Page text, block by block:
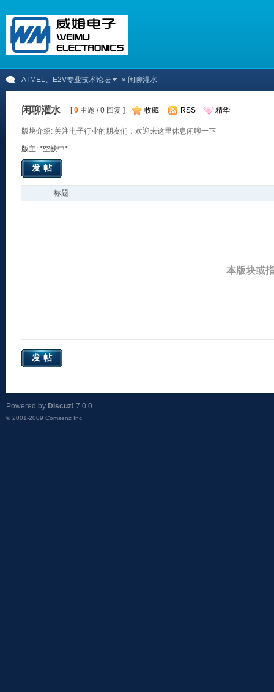
ATMEL、E2V专业技术论坛 » 闲聊灌水
闲聊灌水 [0 主题 / 0 回复 ] 收藏 RSS 精华
版块介绍: 关注电子行业的朋友们，欢迎来这里休息闲聊一下
版主: *空缺中*
发帖
标题
本版块或
发帖
Powered by Discuz! 7.0.0
© 2001-2009 Comsenz Inc.